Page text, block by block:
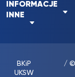
INFORMACJE
INNE
BKiP
UKSW
/ ©